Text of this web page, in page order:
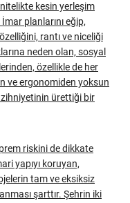
kesin yerleşim
planlarını eğip,
rantı ve niceliği
neden olan, sosyal
özellikle de her
ve ergonomiden yoksun
ürettiği bir
riskini de dikkate
yapıyı koruyan,
tam ve eksiksiz
şarttır. Şehrin iki